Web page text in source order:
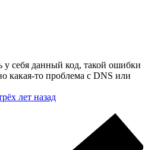
у себя данный код, такой ошибки
какая-то проблема с DNS или
лет назад